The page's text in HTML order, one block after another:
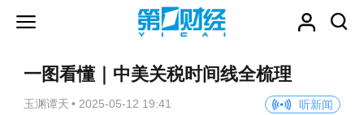
一图看懂｜中美关税时间线全梳理
玉渊谭天 • 2025-05-12 19:41
听新闻